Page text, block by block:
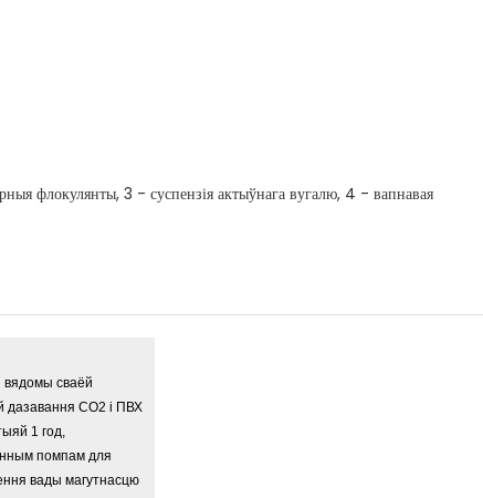
флокулянты, 3 - суспензія актыўнага вугалю, 4 - вапнавая